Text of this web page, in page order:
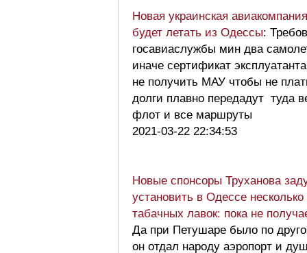
Новая украинская авиакомпания
будет летать из Одессы:
госавиаслужбы мин два
иначе сертификат эксплуатанта
не получить МАУ чтобы не
долги плавно передадут туда
флот и все маршруты
2021-03-22 22:34:53
Новые спонсоры Труханова
установить в Одессе несколько
табачных лавок: пока не
Да при Петушаре было по
он отдал народу аэропорт и